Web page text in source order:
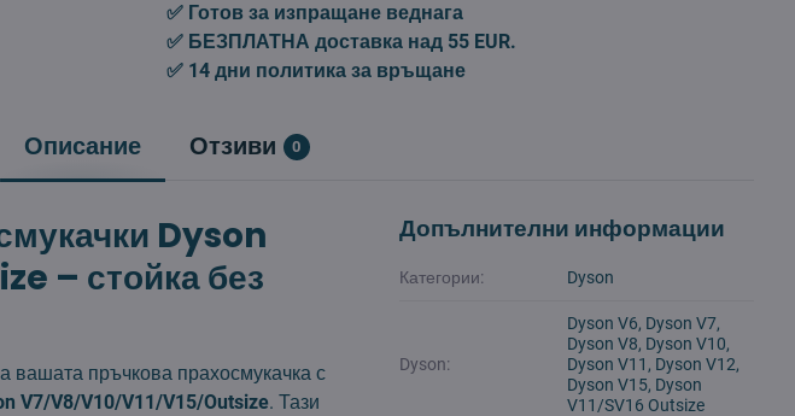
✅ Готов за изпращане веднага
✅ БЕЗПЛАТНА доставка над 55 EUR.
✅ 14 дни политика за връщане
Описание Отзиви 0
Dyson
– стойка без
вашата пръчкова прахосмукачка с
V7/V8/V10/V11/V15/Outsize. Тази
Допълнителни информации
Категории: Dyson
Dyson:
Dyson V6, Dyson V7,
Dyson V8, Dyson V10,
Dyson V11, Dyson V12,
Dyson V15, Dyson
V11/SV16 Outsize